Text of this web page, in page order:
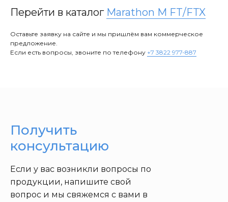
Перейти в каталог Marathon M FT/FTX
Оставьте заявку на сайте и мы пришлём вам коммерческое
предложение.
Если есть вопросы, звоните по телефону +7 3822 977-887
Если у вас возникли вопросы по
продукции, напишите свой
вопрос и мы свяжемся с вами в
Получить
консультацию